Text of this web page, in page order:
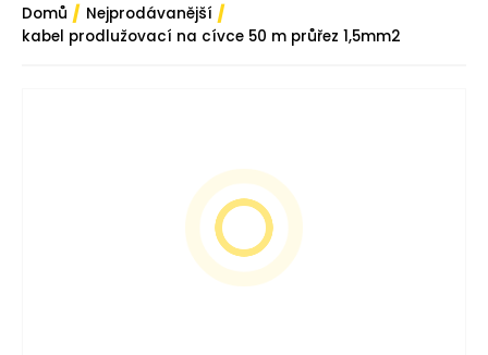
Domů / Nejprodávanější /
kabel prodlužovací na cívce 50 m průřez 1,5mm2